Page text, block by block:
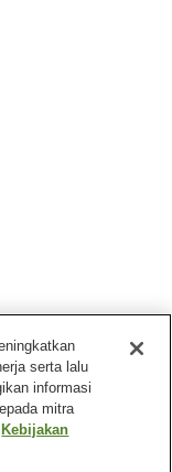
serta lalu
informasi
mitra
Kebijakan